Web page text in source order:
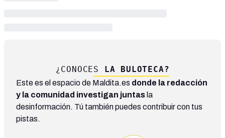
¿CONOCES LA BULOTECA?
Este es el espacio de Maldita.es donde la redacción
y la comunidad investigan juntas la
desinformación. Tú también puedes contribuir con tus
pistas.